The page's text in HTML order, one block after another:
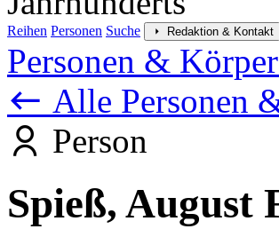
Reihen Personen Suche Redaktion & Kontakt
Personen &
Alle Personen
Person
Spieß, August